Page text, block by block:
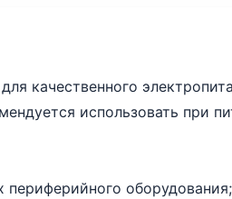
качественного
использовать при
оборудования;